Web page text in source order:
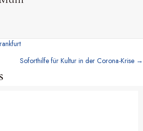
Soforthilfe für Kultur in der Corona-Krise →